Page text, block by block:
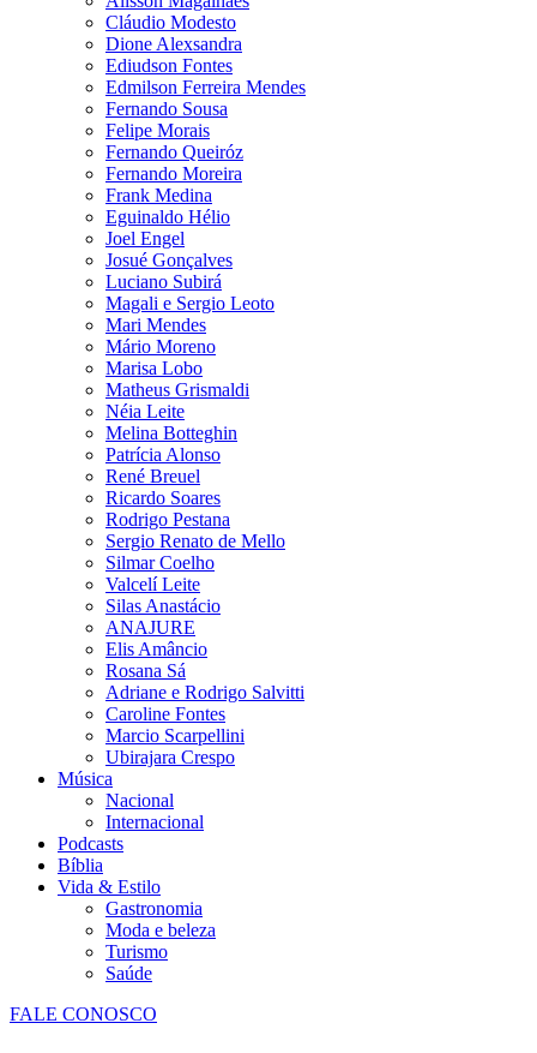
Cláudio Modesto
Dione Alexsandra
Ediudson Fontes
Edmilson Ferreira Mendes
Fernando Sousa
Felipe Morais
Fernando Queiróz
Fernando Moreira
Frank Medina
Eguinaldo Hélio
Joel Engel
Josué Gonçalves
Luciano Subirá
Magali e Sergio Leoto
Mari Mendes
Mário Moreno
Marisa Lobo
Matheus Grismaldi
Néia Leite
Melina Botteghin
Patrícia Alonso
René Breuel
Ricardo Soares
Rodrigo Pestana
Sergio Renato de Mello
Silmar Coelho
Valcelí Leite
Silas Anastácio
ANAJURE
Elis Amâncio
Rosana Sá
Adriane e Rodrigo Salvitti
Caroline Fontes
Marcio Scarpellini
Ubirajara Crespo
Música
Nacional
Internacional
Podcasts
Bíblia
Vida & Estilo
Gastronomia
Moda e beleza
Turismo
Saúde
FALE CONOSCO